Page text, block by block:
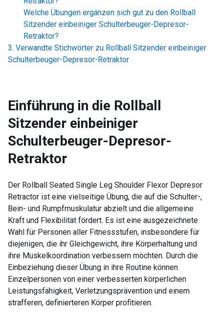
Welche Übungen ergänzen sich gut zu den Rollball
Sitzender einbeiniger Schulterbeuger-Depresor-
Retraktor?
Verwandte Stichwörter zu Rollball Sitzender einbeiniger
Schulterbeuger-Depresor-Retraktor
Einführung in die Rollball
Sitzender einbeiniger
Schulterbeuger-Depresor-
Retraktor
Der Rollball Seated Single Leg Shoulder Flexor Depresor
Retractor ist eine vielseitige Übung, die auf die Schulter-,
Bein- und Rumpfmuskulatur abzielt und die allgemeine
Kraft und Flexibilität fördert. Es ist eine ausgezeichnete
Wahl für Personen aller Fitnessstufen, insbesondere für
diejenigen, die ihr Gleichgewicht, ihre Körperhaltung und
ihre Muskelkoordination verbessern möchten. Durch die
Einbeziehung dieser Übung in ihre Routine können
Einzelpersonen von einer verbesserten körperlichen
Leistungsfähigkeit, Verletzungsprävention und einem
strafferen, definierteren Körper profitieren.